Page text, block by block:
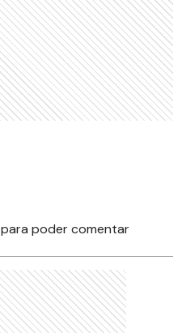
para poder comentar